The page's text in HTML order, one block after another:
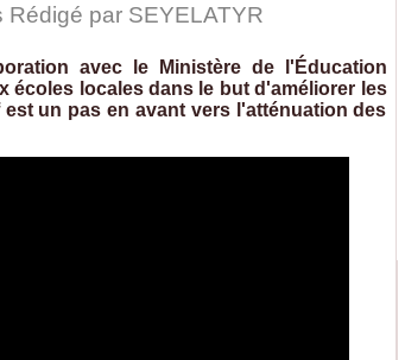
Rédigé par SEYELATYR
avec le Ministère de l'Éducation
écoles locales dans le but d'améliorer les
un pas en avant vers l'atténuation des